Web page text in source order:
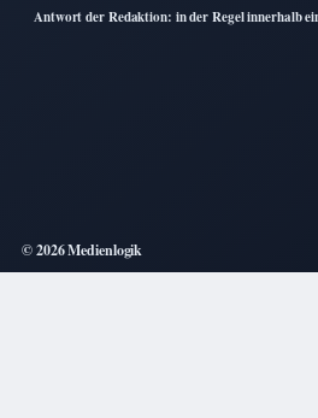
Antwort der Redaktion: in der Regel innerhalb
© 2026 Medienlogik